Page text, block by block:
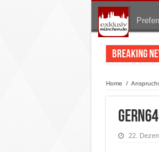
Breaking
Home /
22.